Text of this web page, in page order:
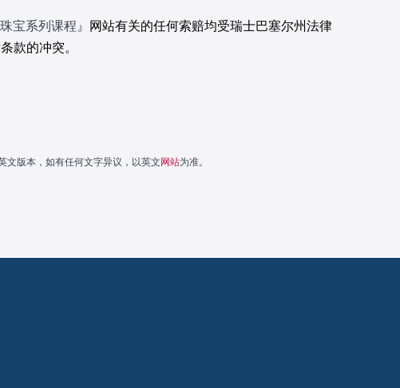
宝系列 课程』
网站有关的任何索赔均受瑞士巴塞尔州法律
款的冲突。
文版本，如有任何文字异议，以英文 网站为准。